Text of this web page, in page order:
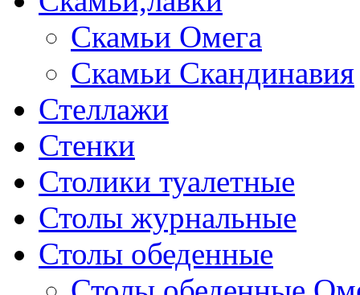
Скамьи Омега
Скамьи Скандинавия
Стеллажи
Стенки
Столики туалетные
Столы журнальные
Столы обеденные